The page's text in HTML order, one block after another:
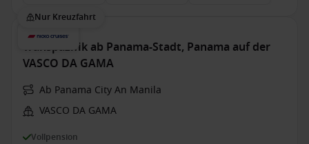
Nur Kreuzfahrt
Transpazifik ab Panama-Stadt, Panama auf der
VASCO DA GAMA
Ab Panama City An Manila
VASCO DA GAMA
Vollpension